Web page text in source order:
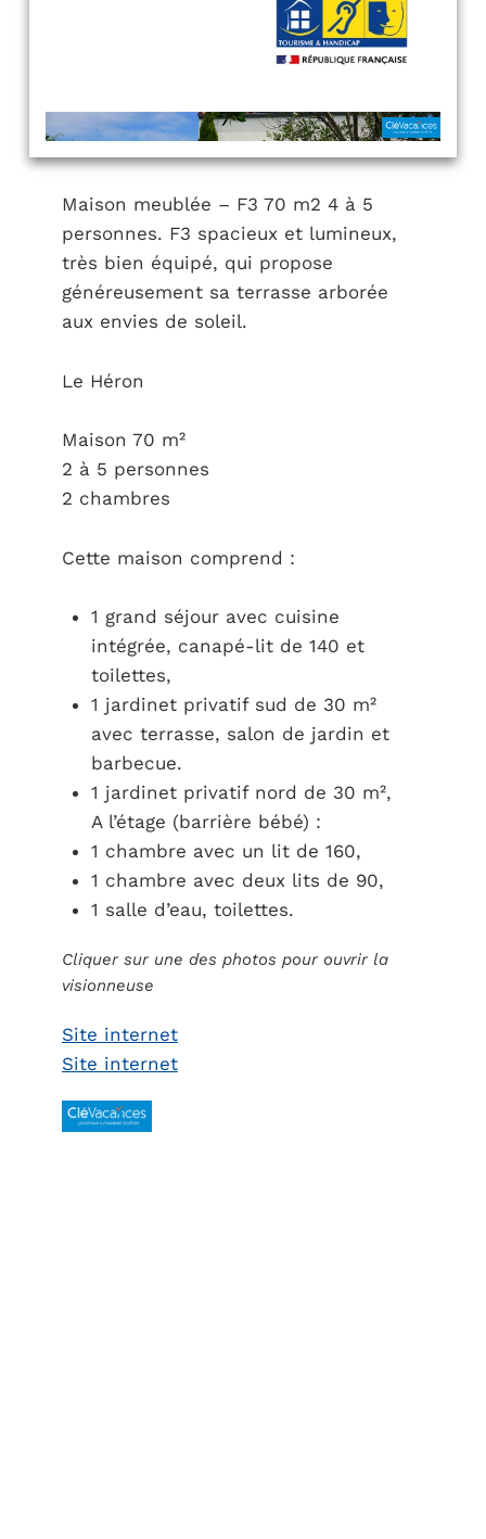
Maison meublée – F3 70 m2 4 à 5
personnes. F3 spacieux et lumineux,
très bien équipé, qui propose
généreusement sa terrasse arborée
aux envies de soleil.
Le Héron
Maison 70 m²
2 à 5 personnes
2 chambres
Cette maison comprend :
1 grand séjour avec cuisine
intégrée, canapé-lit de 140 et
toilettes,
1 jardinet privatif sud de 30 m²
avec terrasse, salon de jardin et
barbecue.
1 jardinet privatif nord de 30 m²,
A l’étage (barrière bébé) :
1 chambre avec un lit de 160,
1 chambre avec deux lits de 90,
1 salle d’eau, toilettes.
Cliquer sur une des photos pour ouvrir la
visionneuse
Site internet
Site internet